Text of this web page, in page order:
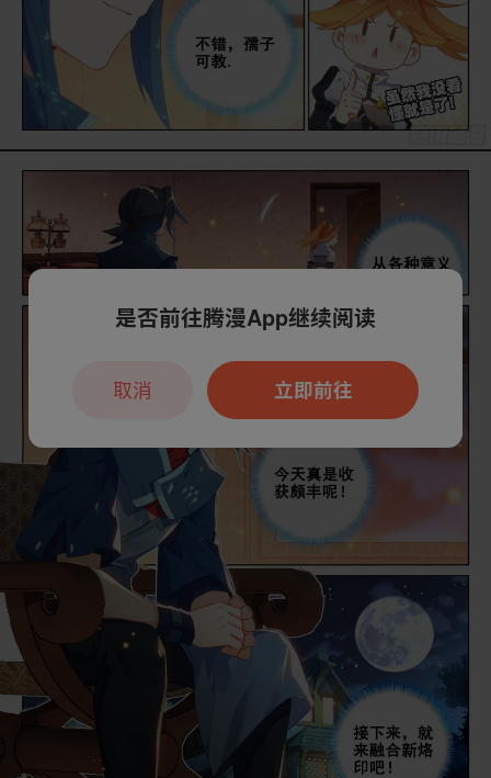
是否前往腾漫App继续阅读
立即前往
取消